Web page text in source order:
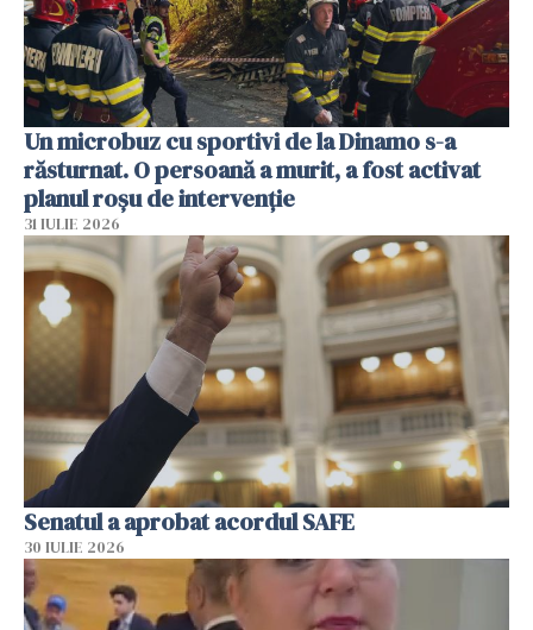
Un microbuz cu sportivi de la Dinamo s-a
răsturnat. O persoană a murit, a fost activat
planul roșu de intervenție
31 IULIE 2026
Senatul a aprobat acordul SAFE
30 IULIE 2026